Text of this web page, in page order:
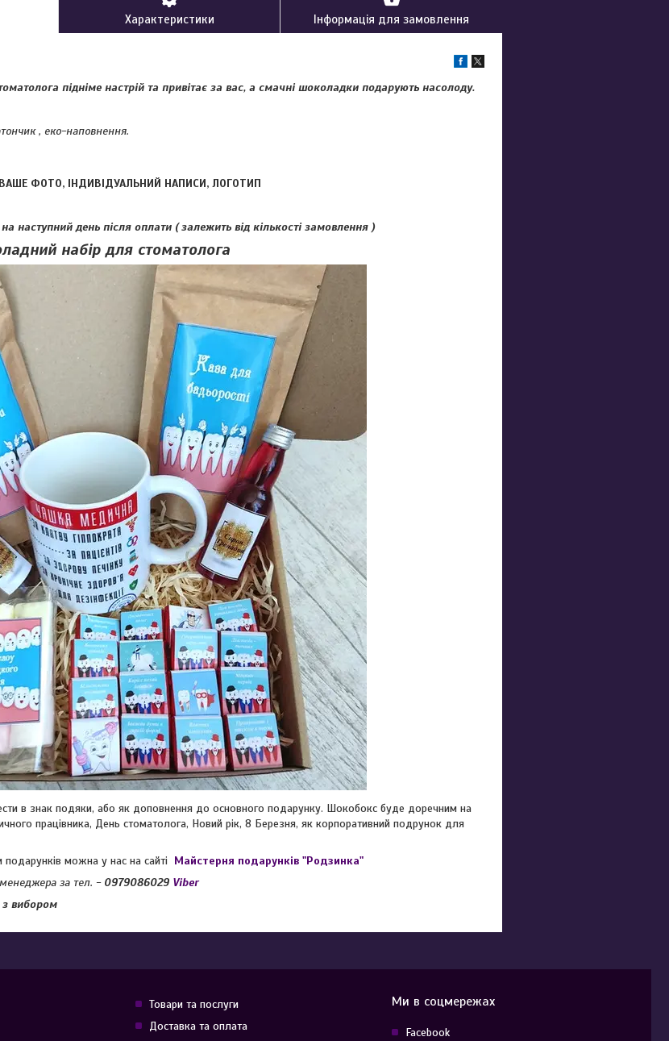
Характеристики Інформація для замовлення
підніме настрій та привітає за вас, а смачні шоколадки подарують насолоду.
, еко-наповнення.
ФОТО, ІНДИВІДУАЛЬНИЙ НАПИСИ, ЛОГОТИП
наступний день після оплати ( залежить від кількості замовлення )
набір для стоматолога
в знак подяки, або як доповнення до основного подарунку. Шокобокс буде доречним на
працівника, День стоматолога, Новий рік, 8 Березня, як корпоративний подрунок для
можна у нас на сайті Майстерня подарунків "Родзинка"
за тел. - 0979086029 Viber
вибором
Товари та послуги
Доставка та оплата
Ми в соцмережах
Facebook